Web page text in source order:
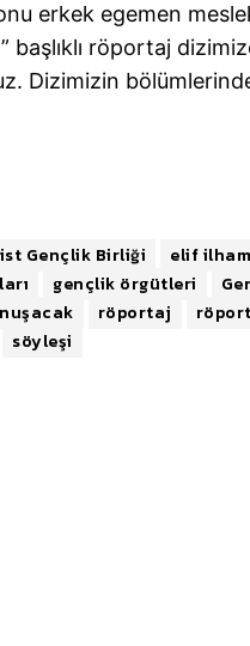
erkek egemen
başlıklı röportaj
Dizimizin
Gençlik Birliği elif
gençlik örgütleri
röportaj
söyleşi